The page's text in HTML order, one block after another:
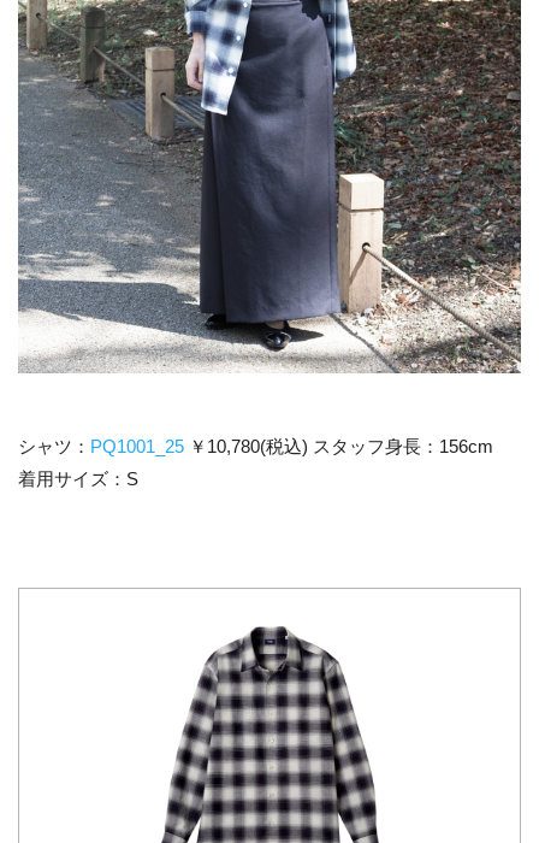
シャツ： PQ1001_25 ￥10,780(税込) スタッフ身長：156cm
着用サイズ：S